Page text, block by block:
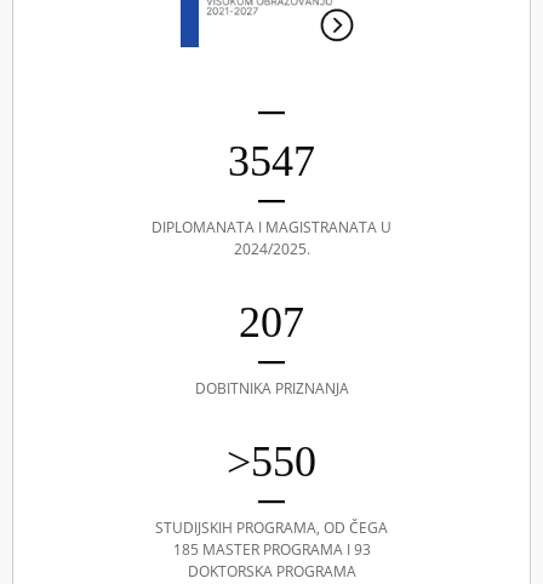
3547
DIPLOMANATA I MAGISTRANATA U
2024/2025.
207
DOBITNIKA PRIZNANJA
>550
STUDIJSKIH PROGRAMA, OD ČEGA
185 MASTER PROGRAMA I 93
DOKTORSKA PROGRAMA